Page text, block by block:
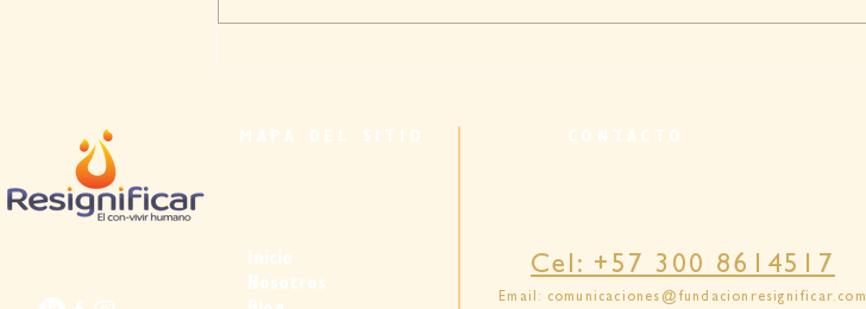
certezas
maltrato en la vejez
MAPA DEL SITIO CONTACTO
Inicio
Nosotros
Cel: +57 300 8614517
Email: comunicaciones@fundacionresignificar.com